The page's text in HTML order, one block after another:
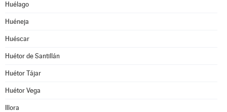
Huélago
Huéneja
Huéscar
Huétor de Santillán
Huétor Tájar
Huétor Vega
Illora